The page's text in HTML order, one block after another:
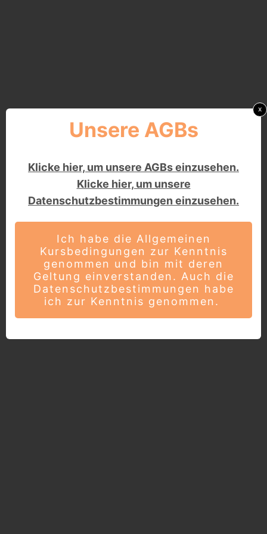
Unsere AGBs
Klicke hier, um unsere AGBs einzusehen.
Klicke hier, um unsere
Datenschutzbestimmungen einzusehen.
Ich habe die Allgemeinen
Kursbedingungen zur Kenntnis
genommen und bin mit deren
Geltung einverstanden. Auch die
Datenschutzbestimmungen habe
ich zur Kenntnis genommen.
x